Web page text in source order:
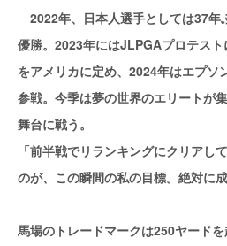
2022年、日本人選手としては37年
優勝。2023年にはJLPGAプロテス
をアメリカに定め、2024年はエプソ
参戦。今季は夢の世界のエリートが
舞台に戦う。
「前半戦でリランキングにクリアし
のが、この瞬間の私の目標。絶対に
馬場のトレードマークは250ヤード